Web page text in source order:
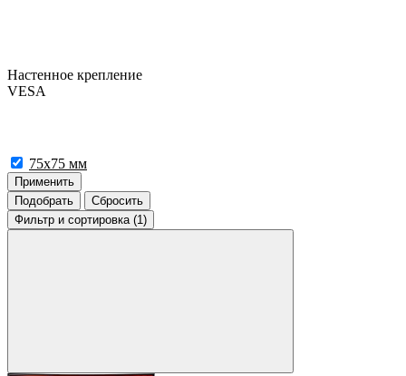
Настенное крепление
VESA
75x75 мм
Применить
Подобрать
Сбросить
Фильтр и сортировка (1)